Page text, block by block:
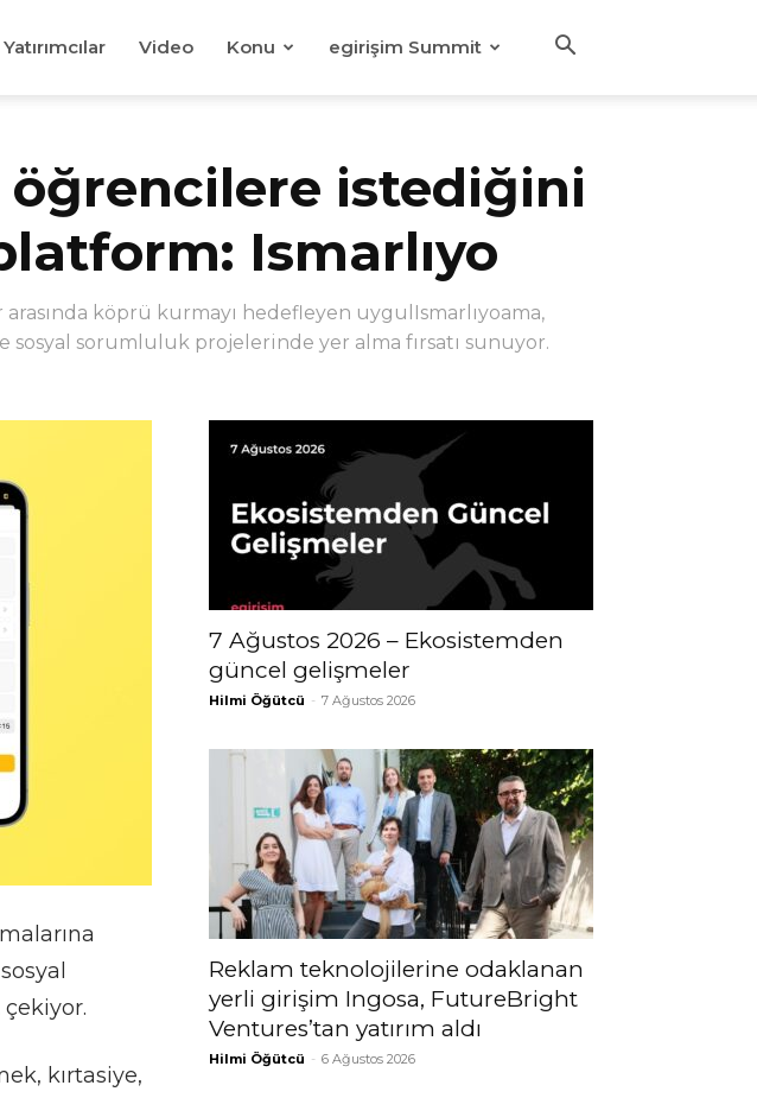
Yatırımcılar Video Konu egirişim Summit
istediğini
Ismarlıyo
köprü kurmayı hedefleyen uygulIsmarlıyoama,
sorumluluk projelerinde yer alma fırsatı sunuyor.
kırtasiye,
7 Ağustos 2026 – Ekosistemden
güncel gelişmeler
Hilmi Öğütcü - 7 Ağustos 2026
Reklam teknolojilerine odaklanan
yerli girişim Ingosa, FutureBright
Ventures’tan yatırım aldı
Hilmi Öğütcü - 6 Ağustos 2026